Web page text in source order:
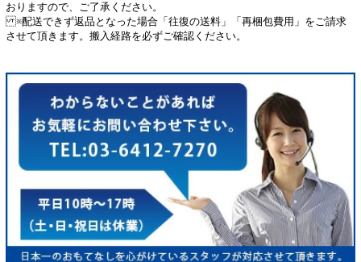
おりますので、ご了承ください。
※配送できず返品となった場合「往復の送料」「再梱包費用」をご請求
させて頂きます。搬入経路を必ずご確認ください。